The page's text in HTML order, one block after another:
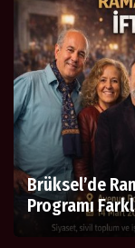
Brüksel’de
Programı